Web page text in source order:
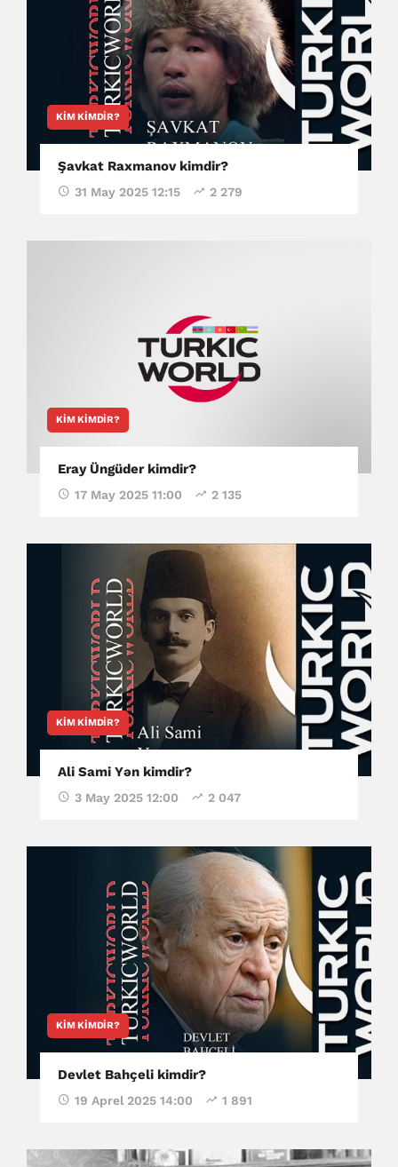
KIM KIMDIR?
Şavkat Raxmanov kimdir?
31 May 2025 12:15 2 279
KIM KIMDIR?
Eray Üngüder kimdir?
17 May 2025 11:00 2 135
KIM KIMDIR?
Ali Sami Yən kimdir?
3 May 2025 12:00 2 047
KIM KIMDIR?
Devlet Bahçeli kimdir?
19 Aprel 2025 14:00 1 891